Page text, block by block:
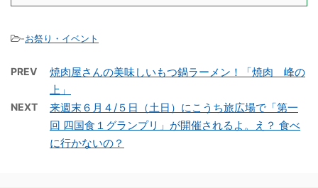
-お祭り・イベント
PREV
焼肉屋さんの美味しいもつ鍋ラーメン！「焼肉 峰の
上」
NEXT
来週末６月４/５日（土日）にこうち旅広場で「第一
回 四国食１グランプリ」が開催されるよ。え？ 食べ
に行かないの？